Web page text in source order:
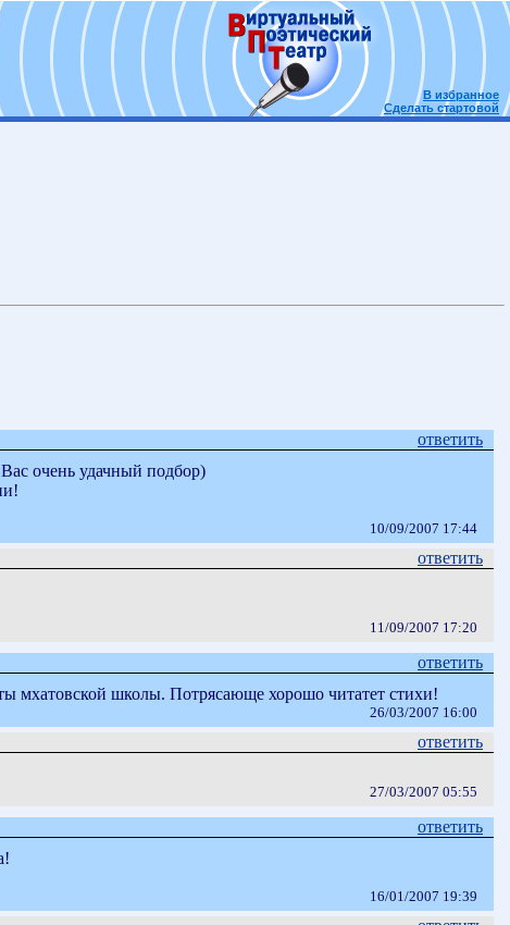
В избранное
Сделать стартовой
ответить
очень удачный подбор)
10/09/2007 17:44
ответить
11/09/2007 17:20
ответить
мхатовской школы. Потрясающе хорошо читатет стихи!
26/03/2007 16:00
ответить
27/03/2007 05:55
ответить
16/01/2007 19:39